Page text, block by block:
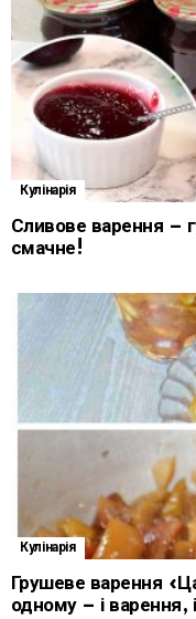
Кулінарія
Сливове варення –
смачне!
Кулінарія
Грушеве варення
одному – і варення,